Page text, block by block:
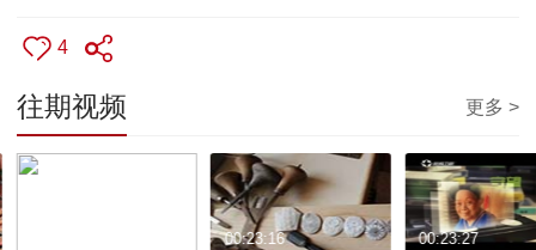
4
往期视频 更多 >
00:23:16 00:23:27